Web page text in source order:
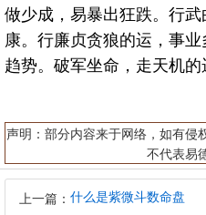
做少成，易暴出狂跌。行
康。行廉贞贪狼的运，事
趋势。破军坐命，走天机的
声明：部分内容来于网络，如有侵
不代表易
上一篇： 什么是紫微斗数命盘